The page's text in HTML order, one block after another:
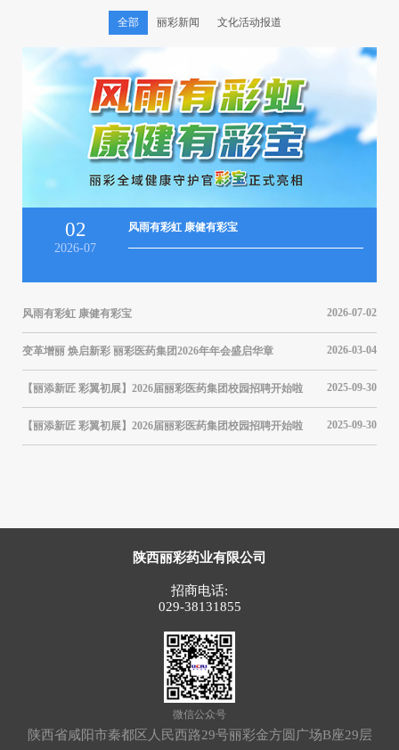
全部 丽彩新闻 文化活动报道
02
2026-07
风雨有彩虹 康健有彩宝
风雨有彩虹 康健有彩宝 2026-07-02
变革增丽 焕启新彩 丽彩医药集团2026年年会盛启华章 2026-03-04
【丽添新匠 彩翼初展】2026届丽彩医药集团校园招聘开始啦 2025-09-30
【丽添新匠 彩翼初展】2026届丽彩医药集团校园招聘开始啦 2025-09-30
陕西丽彩药业有限公司
招商电话:
029-38131855
微信公众号
陕西省咸阳市秦都区人民西路29号丽彩金方圆广场B座29层